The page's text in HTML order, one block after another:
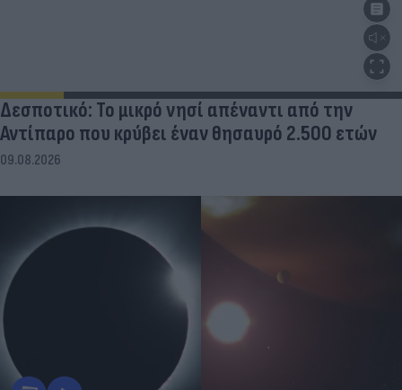
Δεσποτικό: Το μικρό νησί απέναντι από την
Αντίπαρο που κρύβει έναν θησαυρό 2.500 ετών
09.08.2026